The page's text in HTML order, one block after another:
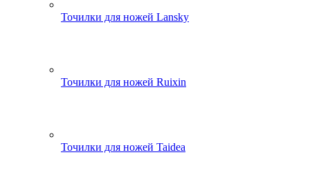
Точилки для ножей Lansky
Точилки для ножей Ruixin
Точилки для ножей Taidea